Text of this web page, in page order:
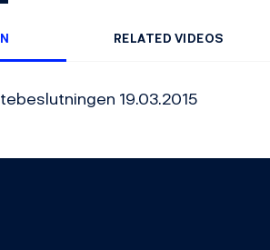
RELATED VIDEOS
19.03.2015